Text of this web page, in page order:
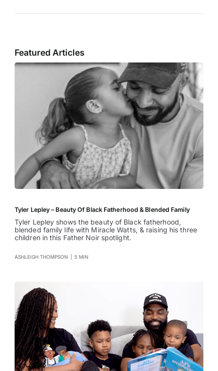
Featured Articles
Tyler Lepley – Beauty Of Black Fatherhood & Blended Family
Tyler Lepley shows the beauty of Black fatherhood,
blended family life with Miracle Watts, & raising his three
children in this Father Noir spotlight.
ASHLEIGH THOMPSON 5 MIN